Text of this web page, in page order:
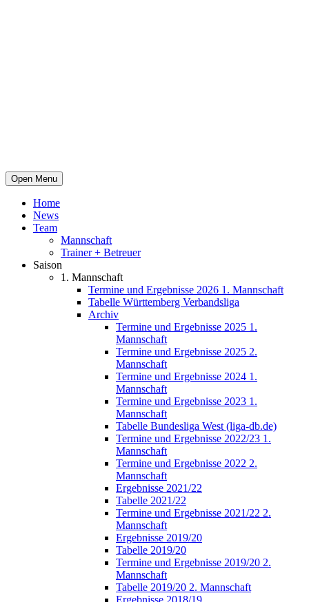
Open Menu
Home
News
Team
Mannschaft
Trainer + Betreuer
Saison
1. Mannschaft
Termine und Ergebnisse 2026 1. Mannschaft
Tabelle Württemberg Verbandsliga
Archiv
Termine und Ergebnisse 2025 1.
Mannschaft
Termine und Ergebnisse 2025 2.
Mannschaft
Termine und Ergebnisse 2024 1.
Mannschaft
Termine und Ergebnisse 2023 1.
Mannschaft
Tabelle Bundesliga West (liga-db.de)
Termine und Ergebnisse 2022/23 1.
Mannschaft
Termine und Ergebnisse 2022 2.
Mannschaft
Ergebnisse 2021/22
Tabelle 2021/22
Termine und Ergebnisse 2021/22 2.
Mannschaft
Ergebnisse 2019/20
Tabelle 2019/20
Termine und Ergebnisse 2019/20 2.
Mannschaft
Tabelle 2019/20 2. Mannschaft
Ergebnisse 2018/19